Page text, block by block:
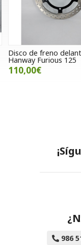
Eje de rueda
rojo para
46,00€
986